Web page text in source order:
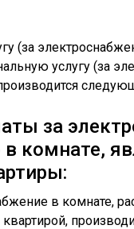
(за
услугу (за
за
в комнате,
в комнате,